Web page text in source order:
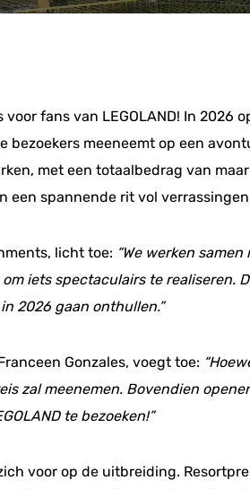
fans van LEGOLAND! In 2026
meeneemt op een
met een totaalbedrag van
een spannende rit vol
licht toe: “We werken
iets spectaculairs te
2026 gaan onthullen.”
Gonzales, voegt toe:
zal meenemen. Bovendien
te bezoeken!”
voor op de uitbreiding.